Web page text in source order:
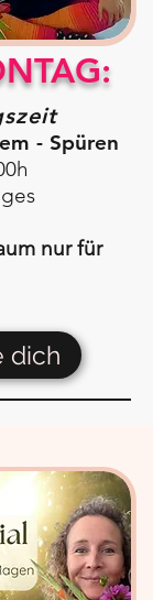
- Spüren
nur für
dich